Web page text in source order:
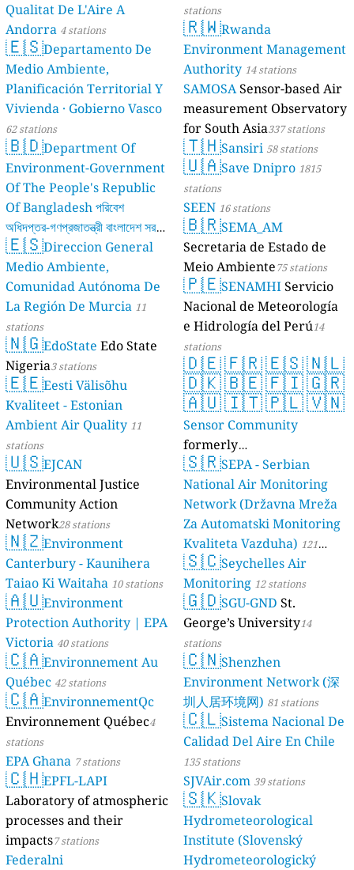
Qualitat De L'Aire A
Andorra 4 stations
🇪🇸Departamento De
Medio Ambiente,
Planificación Territorial Y
Vivienda · Gobierno Vasco
62 stations
🇧🇩Department Of
Environment-Government
Of The People's Republic
Of Bangladesh পরিবেশ
অধিদপ্তর-গণপ্রজাতন্ত্রী বাংলাদেশ সরকার
17 stations
🇪🇸Direccion General
Medio Ambiente,
Comunidad Autónoma De
La Región De Murcia 11
stations
🇳🇬EdoState Edo State
Nigeria3 stations
🇪🇪Eesti Välisõhu
Kvaliteet - Estonian
Ambient Air Quality 11
stations
🇺🇸EJCAN
Environmental Justice
Community Action
Network28 stations
🇳🇿Environment
Canterbury - Kaunihera
Taiao Ki Waitaha 10 stations
🇦🇺Environment
Protection Authority | EPA
Victoria 40 stations
🇨🇦Environnement Au
Québec 42 stations
🇨🇦EnvironnementQc
Environnement Québec4
stations
EPA Ghana 7 stations
🇨🇭EPFL-LAPI
Laboratory of atmospheric
processes and their
impacts7 stations
Federalni
stations
🇷🇼Rwanda
Environment Management
Authority 14 stations
SAMOSASensor-based Air
measurement Observatory
for South Asia337 stations
🇹🇭Sansiri 58 stations
🇺🇦Save Dnipro 1815
stations
SEEN 16 stations
🇧🇷SEMA_AM
Secretaria de Estado de
Meio Ambiente75 stations
🇵🇪SENAMHIServicio
Nacional de Meteorología
e Hidrología del Perú14
stations
🇩🇪🇫🇷🇪🇸🇳🇱
🇩🇰🇧🇪🇫🇮🇬🇷
🇦🇺🇮🇹🇵🇱🇻🇳
Sensor Community
formerly
luftdaten.info35814 stations
🇸🇷SEPA - Serbian
National Air Monitoring
Network (Državna Mreža
Za Automatski Monitoring
Kvaliteta Vazduha) 121
stations
🇸🇨Seychelles Air
Monitoring 12 stations
🇬🇩SGU-GND St.
George’s University14
stations
🇨🇳Shenzhen
Environment Network (深
圳人居环境网) 81 stations
🇨🇱Sistema Nacional De
Calidad Del Aire En Chile
135 stations
SJVAir.com 39 stations
🇸🇰Slovak
Hydrometeorological
Institute (Slovenský
Hydrometeorologický